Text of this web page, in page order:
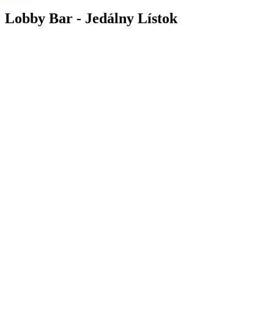
Lobby Bar - Jedálny Lístok